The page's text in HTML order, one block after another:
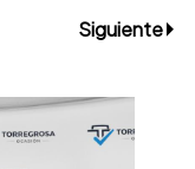
Siguiente